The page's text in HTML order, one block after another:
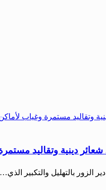
دينية وتقاليد
بالتهليل والتكبير الذي…